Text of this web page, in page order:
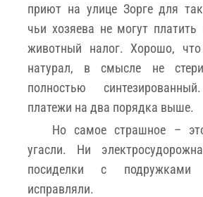
приют на улице Зорге для
чьи хозяева не могут
животный налог. Хорошо,
натурал, в смысле не
полностью
платежи на два порядка выше.
Но самое страшное –
угасли. Ни
посиделки с
исправляли.